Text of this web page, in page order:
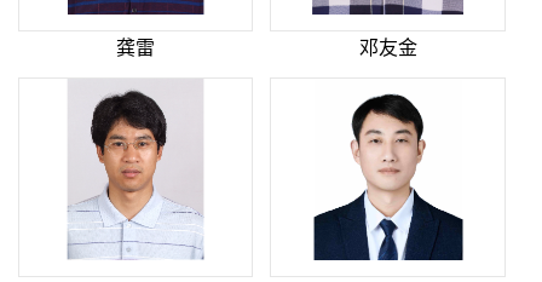
龚雷 邓友金